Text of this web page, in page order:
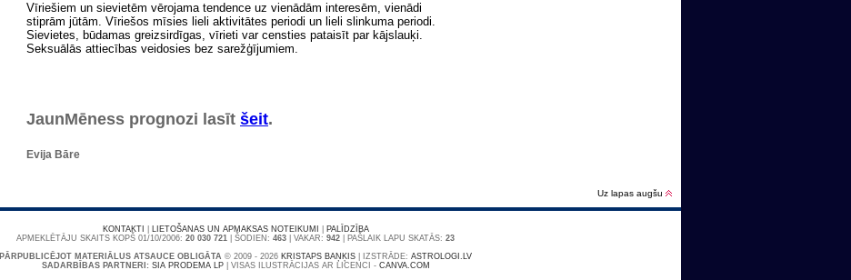
Vīriešiem un sievietēm vērojama tendence uz vienādām interesēm, vienādi
stiprām jūtām. Vīriešos mīsies lieli aktivitātes periodi un lieli slinkuma periodi.
Sievietes, būdamas greizsirdīgas, vīrieti var censties pataisīt par kājslauķi.
Seksuālās attiecības veidosies bez sarežģījumiem.
JaunMēness prognozi lasīt šeit.
Evija Bāre
Uz lapas augšu
KONTAKTI LIETOŠANAS UN APMAKSAS NOTEIKUMI
PALĪDZĪBA
APMEKLĒTĀJU SKAITS KOPŠ 01/10/2006: 20 030 721 | ŠODIEN: 463 | VAKAR: 942 | PAŠLAIK LAPU SKATĀS: 23
PĀRPUBLICĒJOT MATERIĀLUS ATSAUCE OBLIGĀTA © 2009 - 2026 KRISTAPS BAŅĶIS IZSTRĀDE: ASTROLOGI.LV
SADARBĪBAS PARTNERI: SIA PRODEMA LP| VISAS ILUSTRĀCIJAS AR LICENCI - CANVA.COM